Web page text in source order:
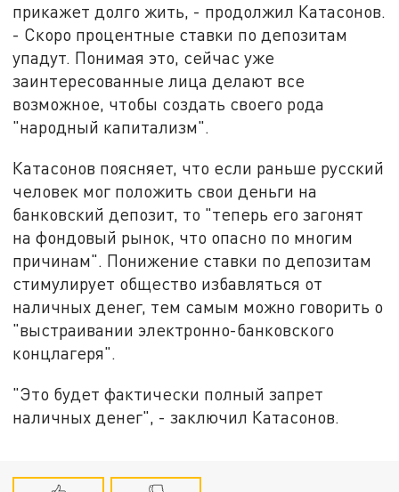
прикажет долго жить, - продолжил Катасонов.
- Скоро процентные ставки по депозитам
упадут. Понимая это, сейчас уже
заинтересованные лица делают все
возможное, чтобы создать своего рода
"народный капитализм".
Катасонов поясняет, что если раньше русский
человек мог положить свои деньги на
банковский депозит, то "теперь его загонят
на фондовый рынок, что опасно по многим
причинам". Понижение ставки по депозитам
стимулирует общество избавляться от
наличных денег, тем самым можно говорить о
"выстраивании электронно-банковского
концлагеря".
"Это будет фактически полный запрет
наличных денег", - заключил Катасонов.